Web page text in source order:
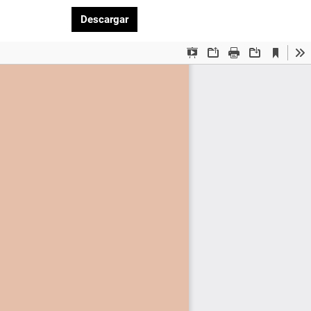
DescargarDescargar PDF